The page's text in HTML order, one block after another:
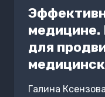
медицине.
для
Галина